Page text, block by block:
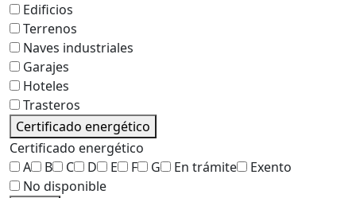
Edificios
Terrenos
Naves industriales
Garajes
Hoteles
Trasteros
Certificado energético
Certificado energético
A
B C D E F G En trámite
Exento
No disponible